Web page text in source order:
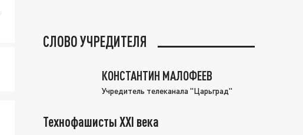
СЛОВО УЧРЕДИТЕЛЯ
КОНСТАНТИН МАЛОФЕЕВ
Учредитель телеканала "Царьград"
Технофашисты XXI века